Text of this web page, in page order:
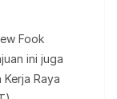
Fook
ini juga
Raya